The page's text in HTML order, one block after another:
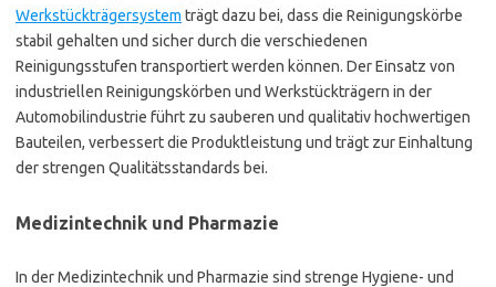
Werkstückträgersystem trägt dazu bei, dass die Reinigungskörbe
stabil gehalten und sicher durch die verschiedenen
Reinigungsstufen transportiert werden können. Der Einsatz von
industriellen Reinigungskörben und Werkstückträgern in der
Automobilindustrie führt zu sauberen und qualitativ hochwertigen
Bauteilen, verbessert die Produktleistung und trägt zur Einhaltung
der strengen Qualitätsstandards bei.
Medizintechnik und Pharmazie
In der Medizintechnik und Pharmazie sind strenge Hygiene- und